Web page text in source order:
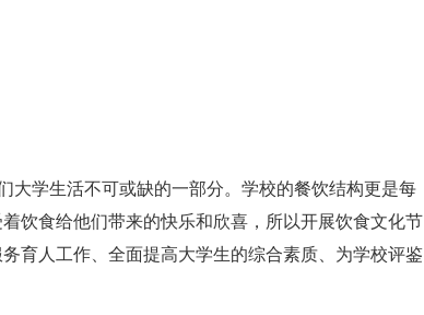
大学生活不可或缺的一部分。学校的餐饮结构更是每
饮食给他们带来的快乐和欣喜，所以开展饮食文化节
育人工作、全面提高大学生的综合素质、为学校评鉴